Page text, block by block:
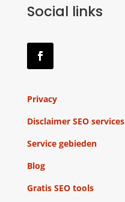
Social links
Privacy
Disclaimer SEO services
Service gebieden
Blog
Gratis SEO tools